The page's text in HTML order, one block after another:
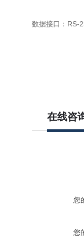
数据接口：RS-
在线咨
您
您